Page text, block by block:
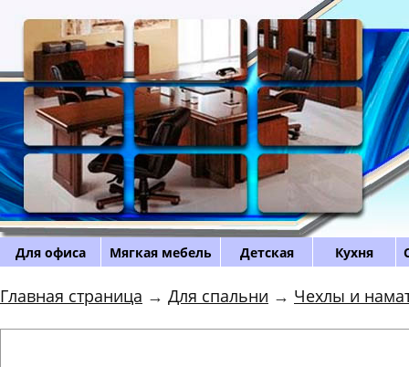
Для офиса Мягкая мебель Детская Кухня
Главная страница → Для спальни → Чехлы и